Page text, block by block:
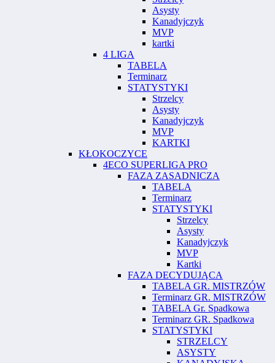
Asysty
Kanadyjczyk
MVP
kartki
4 LIGA
TABELA
Terminarz
STATYSTYKI
Strzelcy
Asysty
Kanadyjczyk
MVP
KARTKI
KŁOKOCZYCE
4ECO SUPERLIGA PRO
FAZA ZASADNICZA
TABELA
Terminarz
STATYSTYKI
Strzelcy
Asysty
Kanadyjczyk
MVP
Kartki
FAZA DECYDUJĄCA
TABELA GR. MISTRZÓW
Terminarz GR. MISTRZÓW
TABELA Gr. Spadkowa
Terminarz GR. Spadkowa
STATYSTYKI
STRZELCY
ASYSTY